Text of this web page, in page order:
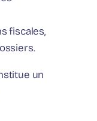
fiscales,
un